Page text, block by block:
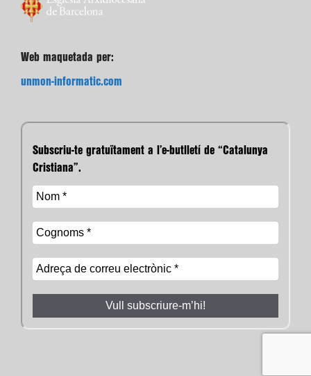
Web maquetada per:
unmon-informatic.com
Subscriu-te gratuïtament a l’e-butlletí de “Catalunya
Cristiana”.